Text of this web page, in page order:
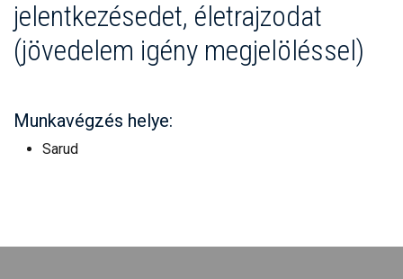
jelentkezésedet, életrajzodat
(jövedelem igény megjelöléssel)
Munkavégzés helye:
Sarud